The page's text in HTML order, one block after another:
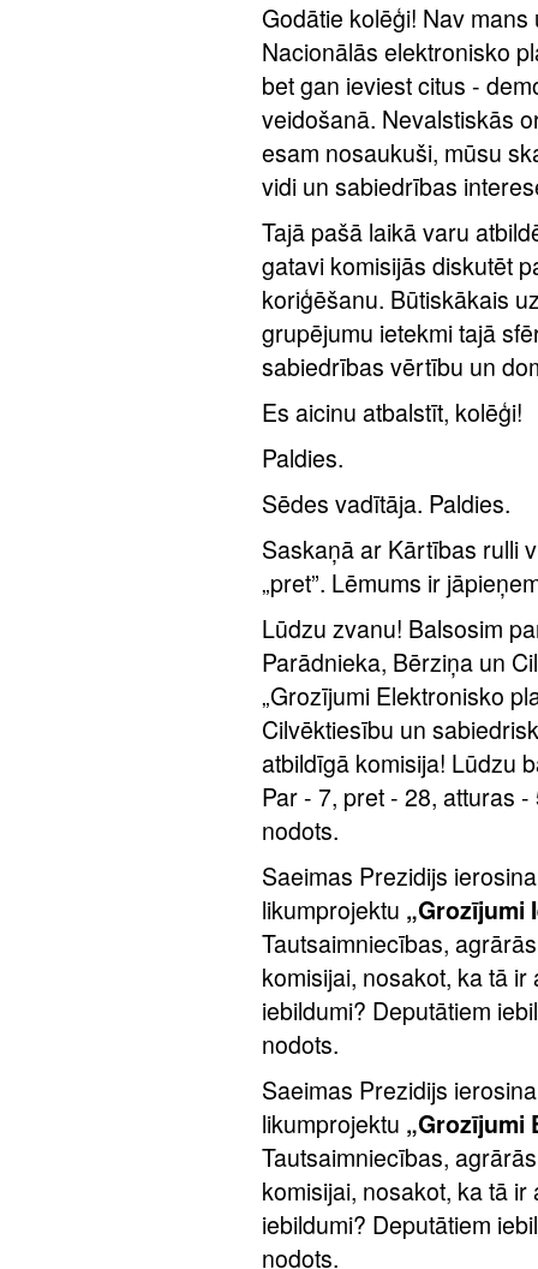
Godātie kolēģi! Nav
Nacionālās elektronisko
bet gan ieviest citus -
veidošanā. Nevalstiskās
esam nosaukuši, mūsu
vidi un sabiedrības
Tajā pašā laikā varu
gatavi komisijās diskutēt
koriģēšanu. Būtiskākais
grupējumu ietekmi tajā
sabiedrības vērtību un
Es aicinu atbalstīt, kolēģi!
Paldies.
Sēdes vadītāja. Paldies.
Saskaņā ar Kārtības rulli
„pret”. Lēmums ir
Lūdzu zvanu! Balsosim
Parādnieka, Bērziņa un
„Grozījumi Elektronisko
Cilvēktiesību un
atbildīgā komisija! Lūdzu
Par - 7, pret - 28, atturas
nodots.
Saeimas Prezidijs
likumprojektu „Grozījumi
Tautsaimniecības,
komisijai, nosakot, ka tā
iebildumi? Deputātiem
nodots.
Saeimas Prezidijs
likumprojektu „Grozījumi
Tautsaimniecības,
komisijai, nosakot, ka tā
iebildumi? Deputātiem
nodots.